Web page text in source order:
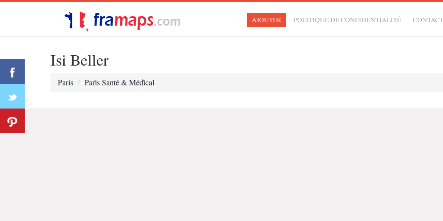
AJOUTER POLITIQUE DE CONFIDENTIALITÉ
Isi Beller
Paris Pari̇s Santé & Médi̇cal